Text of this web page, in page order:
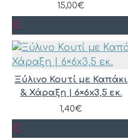
15,00€
Ξύλινο Κουτί με Καπάκι
& Χάραξη | 6×6x3,5 εκ.
1,40€